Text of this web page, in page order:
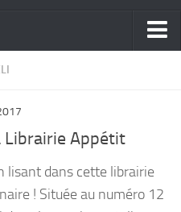
Librairie Appétit
lisant dans cette librairie
! Située au numéro 12